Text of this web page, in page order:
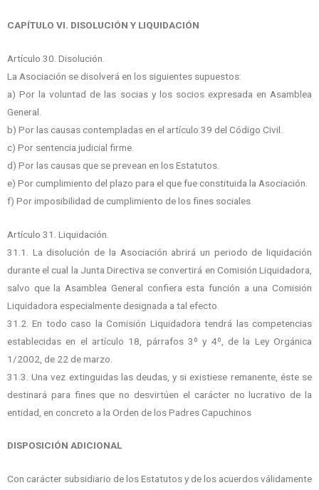
CAPÍTULO VI. DISOLUCIÓN Y LIQUIDACIÓN
Artículo 30. Disolución.
La Asociación se disolverá en los siguientes supuestos:
a) Por la voluntad de las socias y los socios expresada en Asamblea
General.
b) Por las causas contempladas en el artículo 39 del Código Civil.
c) Por sentencia judicial firme.
d) Por las causas que se prevean en los Estatutos.
e) Por cumplimiento del plazo para el que fue constituida la Asociación.
f) Por imposibilidad de cumplimiento de los fines sociales.
Artículo 31. Liquidación.
31.1. La disolución de la Asociación abrirá un periodo de liquidación
durante el cual la Junta Directiva se convertirá en Comisión Liquidadora,
salvo que la Asamblea General confiera esta función a una Comisión
Liquidadora especialmente designada a tal efecto.
31.2. En todo caso la Comisión Liquidadora tendrá las competencias
establecidas en el artículo 18, párrafos 3º y 4º, de la Ley Orgánica
1/2002, de 22 de marzo.
31.3. Una vez extinguidas las deudas, y si existiese remanente, éste se
destinará para fines que no desvirtúen el carácter no lucrativo de la
entidad, en concreto a la Orden de los Padres Capuchinos
DISPOSICIÓN ADICIONAL
Con carácter subsidiario de los Estatutos y de los acuerdos válidamente